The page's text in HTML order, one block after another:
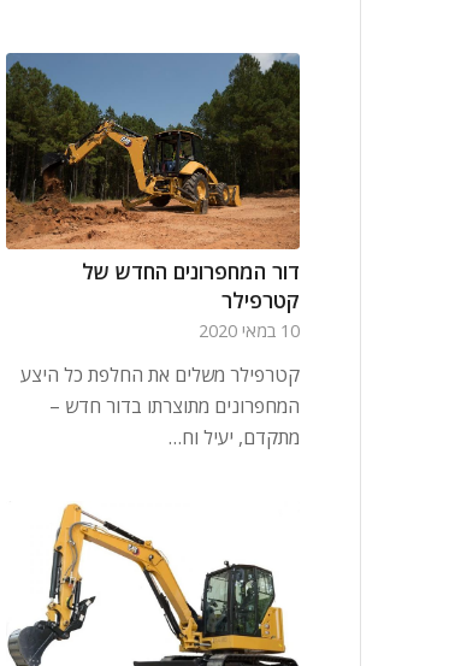
דור המחפרונים החדש של
קטרפילר
10 במאי 2020
קטרפילר משלים את החלפת כל היצע
המחפרונים מתוצרתו בדור חדש –
מתקדם, יעיל וח…